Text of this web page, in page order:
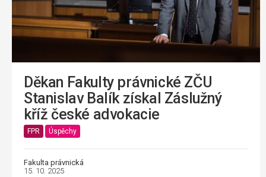
Děkan Fakulty právnické ZČU
Stanislav Balík získal Záslužný
kříž české advokacie
FPR Úspěchy
Fakulta právnická
15. 10. 2025